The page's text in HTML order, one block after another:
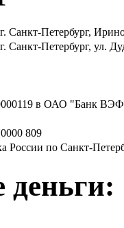
Санкт-Петербург,
Санкт-Петербург, ул.
в ОАО "Банк
809
России по Санкт-
деньги: